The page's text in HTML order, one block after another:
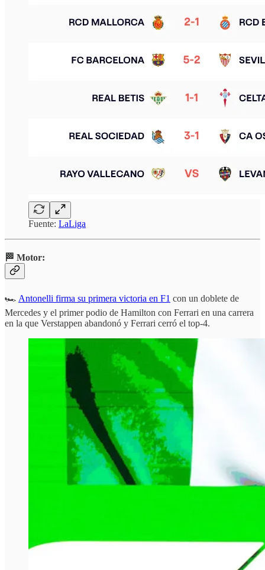
Fuente: LaLiga
🏁 Motor:
🏎️ Antonelli firma su primera victoria en F1 con un doblete de
Mercedes y el primer podio de Hamilton con Ferrari en una carrera
en la que Verstappen abandonó y Ferrari cerró el top-4.